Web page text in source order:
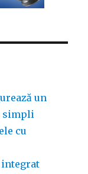
un
simpli
cu